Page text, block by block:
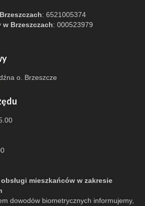
: 6521005374
w Brzeszczach: 000523979
o. Brzeszcze
mieszkańców w zakresie
dowodów biometrycznych informujemy,